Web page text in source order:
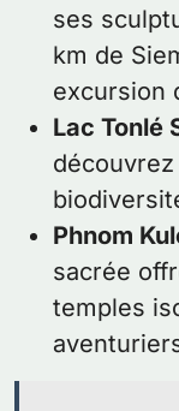
ses
km de
excursion
Lac Tonlé
Phnom
sacrée
temples